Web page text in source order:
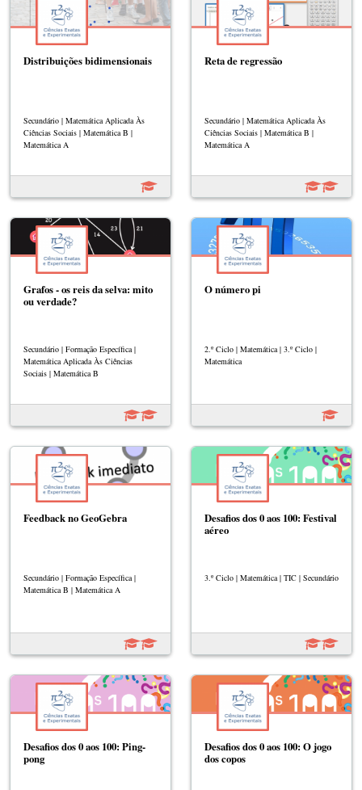
Distribuições bidimensionais
Secundário | Matemática Aplicada Às
Ciências Sociais | Matemática B |
Matemática A
Reta de regressão
Secundário | Matemática Aplicada Às
Ciências Sociais | Matemática B |
Matemática A
Grafos - os reis da selva: mito
ou verdade?
Secundário | Formação Específica |
Matemática Aplicada Às Ciências
Sociais | Matemática B
O número pi
2.º Ciclo | Matemática | 3.º Ciclo |
Matemática
Feedback no GeoGebra
Secundário | Formação Específica |
Matemática B | Matemática A
Desafios dos 0 aos 100: Festival
aéreo
3.º Ciclo | Matemática | TIC | Secundário
Desafios dos 0 aos 100: Ping-
pong
Desafios dos 0 aos 100: O jogo
dos copos